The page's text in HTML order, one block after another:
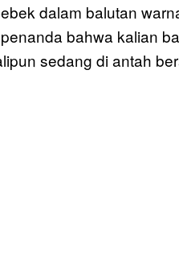
dalam balutan
bahwa kalian
sedang di antah